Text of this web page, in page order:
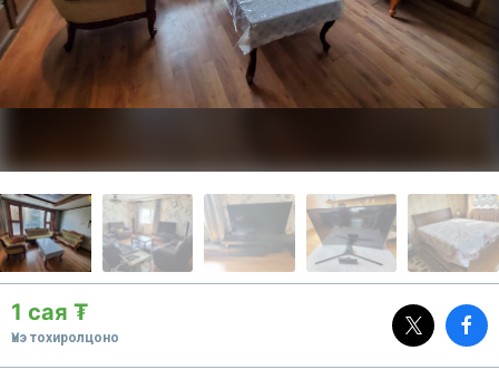
1 сая ₮
Үнэ тохиролцоно